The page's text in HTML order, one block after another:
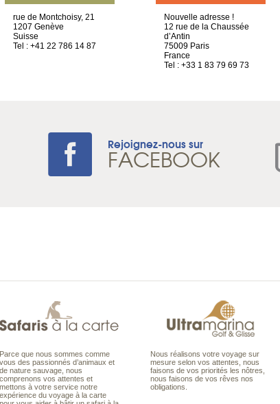
rue de Montchoisy, 21
1207 Genève
Suisse
Tel : +41 22 786 14 87
Nouvelle adresse !
12 rue de la Chaussée
d’Antin
75009 Paris
France
Tel : +33 1 83 79 69 73
Rejoignez-nous sur
FACEBOOK
Parce que nous sommes comme
vous des passionnés d’animaux et
de nature sauvage, nous
comprenons vos attentes et
mettons à votre service notre
expérience du voyage à la carte
Nous réalisons votre voyage sur
mesure selon vos attentes, nous
faisons de vos priorités les nôtres,
nous faisons de vos rêves nos
obligations.